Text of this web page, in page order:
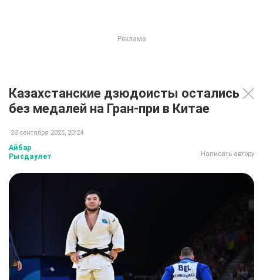
Казахстанские дзюдоисты остались
без медалей на Гран-при в Китае
28 сентября 2025, 20:24
Айбар
Рысдаулет
Написать автору